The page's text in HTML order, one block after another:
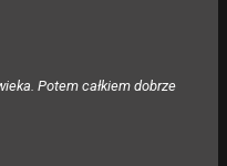
Potem całkiem dobrze